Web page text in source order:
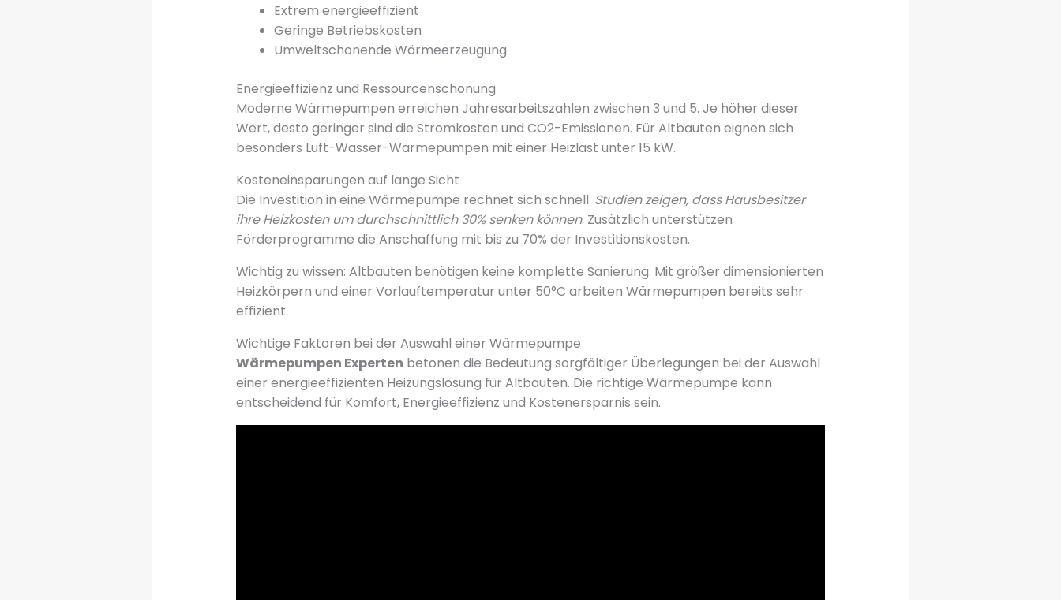
Extrem energieeffizient
Geringe Betriebskosten
Umweltschonende Wärmeerzeugung
Energieeffizienz und Ressourcenschonung
Moderne Wärmepumpen erreichen Jahresarbeitszahlen zwischen 3 und 5. Je höher dieser
Wert, desto geringer sind die Stromkosten und CO2-Emissionen. Für Altbauten eignen sich
besonders Luft-Wasser-Wärmepumpen mit einer Heizlast unter 15 kW.
Kosteneinsparungen auf lange Sicht
Die Investition in eine Wärmepumpe rechnet sich schnell. Studien zeigen, dass Hausbesitzer
ihre Heizkosten um durchschnittlich 30% senken können. Zusätzlich unterstützen
Förderprogramme die Anschaffung mit bis zu 70% der Investitionskosten.
Wichtig zu wissen: Altbauten benötigen keine komplette Sanierung. Mit größer dimensionierten
Heizkörpern und einer Vorlauftemperatur unter 50°C arbeiten Wärmepumpen bereits sehr
effizient.
Wichtige Faktoren bei der Auswahl einer Wärmepumpe
Wärmepumpen Experten betonen die Bedeutung sorgfältiger Überlegungen bei der Auswahl
einer energieeffizienten Heizungslösung für Altbauten. Die richtige Wärmepumpe kann
entscheidend für Komfort, Energieeffizienz und Kostenersparnis sein.